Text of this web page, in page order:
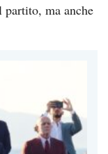
partito, ma anche